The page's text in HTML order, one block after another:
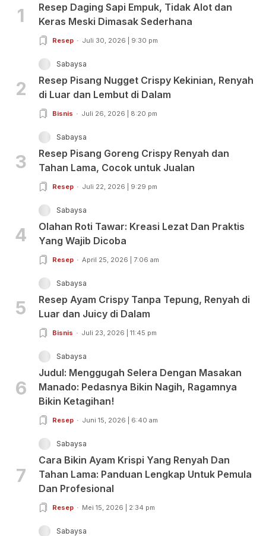
1
Resep Daging Sapi Empuk, Tidak Alot dan
Keras Meski Dimasak Sederhana
Resep Juli 30, 2026 | 9:30 pm
2
Sabaysa
Resep Pisang Nugget Crispy Kekinian, Renyah
di Luar dan Lembut di Dalam
Bisnis Juli 26, 2026 | 8:20 pm
3
Sabaysa
Resep Pisang Goreng Crispy Renyah dan
Tahan Lama, Cocok untuk Jualan
Resep Juli 22, 2026 | 9:29 pm
4
Sabaysa
Olahan Roti Tawar: Kreasi Lezat Dan Praktis
Yang Wajib Dicoba
Resep April 25, 2026 | 7:06 am
5
Sabaysa
Resep Ayam Crispy Tanpa Tepung, Renyah di
Luar dan Juicy di Dalam
Bisnis Juli 23, 2026 | 11:45 pm
6
Sabaysa
Judul: Menggugah Selera Dengan Masakan
Manado: Pedasnya Bikin Nagih, Ragamnya
Bikin Ketagihan!
Resep Juni 15, 2026 | 6:40 am
7
Sabaysa
Cara Bikin Ayam Krispi Yang Renyah Dan
Tahan Lama: Panduan Lengkap Untuk Pemula
Dan Profesional
Resep Mei 15, 2026 | 2:34 pm
Sabaysa